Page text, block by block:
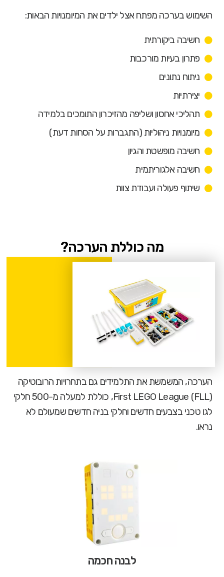
השימוש בערכה מפתח אצל ילדים את המיומנויות הבאות:
חשיבה ביקורתית
פתרון בעיות מורכבות
ניתוח נתונים
יצירתיות
תהליכי אחסון ושליפה מהזיכרון התומכים בלמידה
מיומנויות ניהוליות (התגברות על הסחות דעת)
חשיבה מופשטת והגיון
חשיבה אלגוריתמית
שיתוף פעולה ועבודת צוות
מה כוללת הערכה?
הערכה, המשמשת את התלמידים גם בתחרויות הרובוטיקה
First LEGO League (FLL), כוללת למעלה מ-500 חלקי
לגו טכני בצבעים חדשים וחלקי בניה חדשים שמעולם לא
נראו.
לבנה חכמה